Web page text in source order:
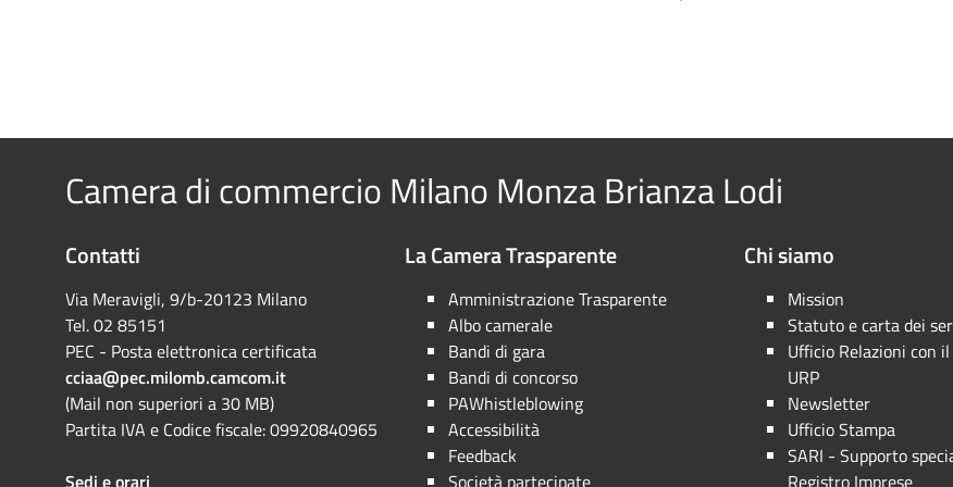
Camera di commercio Milano Monza Brianza Lodi
Contatti
Via Meravigli, 9/b-20123 Milano
Tel. 02 85151
PEC - Posta elettronica certificata
cciaa@pec.milomb.camcom.it
(Mail non superiori a 30 MB)
Partita IVA e Codice fiscale: 09920840965
Sedi e orari
La Camera Trasparente
Amministrazione Trasparente
Albo camerale
Bandi di gara
Bandi di concorso
PAWhistleblowing
Accessibilità
Feedback
Società partecipate
Chi siamo
Mission
Statuto e carta dei
Ufficio Relazioni con
URP
Newsletter
Ufficio Stampa
SARI - Supporto
Registro Imprese